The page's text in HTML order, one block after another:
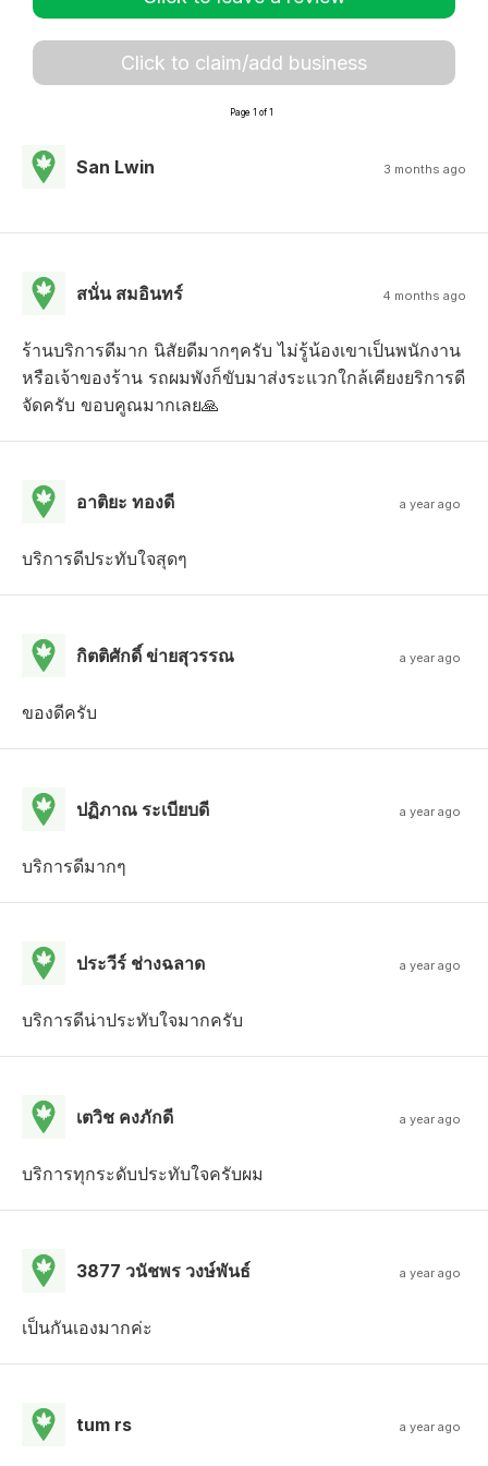
Click to claim/add business
Page 1 of 1
San Lwin 3 months ago
สนั่น สมอินทร์ 4 months ago
ร้านบริการดีมาก นิสัยดีมากๆครับ ไม่รู้น้องเขาเป็นพนักงาน
หรือเจ้าของร้าน รถผมพังก็ขับมาส่งระแวกใกล้เคียงยริการดี
จัดครับ ขอบคูณมากเลย🙏
อาติยะ ทองดี a year ago
บริการดีประทับใจสุดๆ
กิตติศักดิ์ ข่ายสุวรรณ a year ago
ของดีครับ
ปฏิภาณ ระเบียบดี a year ago
บริการดีมากๆ
ประวีร์ ช่างฉลาด a year ago
บริการดีน่าประทับใจมากครับ
เตวิช คงภักดี a year ago
บริการทุกระดับประทับใจครับผม
3877 วนัชพร วงษ์พันธ์ a year ago
เป็นกันเองมากค่ะ
tum rs a year ago